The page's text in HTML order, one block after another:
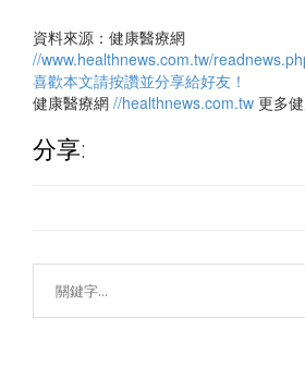
資料來源：健康醫療網
//www.healthnews.com.tw/
喜歡本文請按讚並分享給好友！
健康醫療網 //healthnews.com.tw 更多
分享: